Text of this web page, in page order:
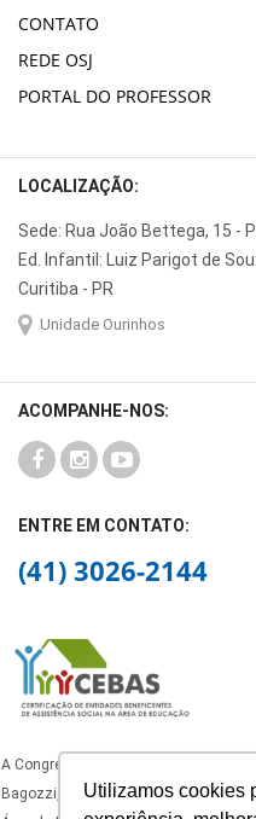
Utilizamos cookies
CONTATO
REDE OSJ
PORTAL DO PROFESSOR
LOCALIZAÇÃO:
Sede: Rua João Bettega, 15 -
Ed. Infantil: Luiz Parigot de
Curitiba - PR
Unidade Ourinhos
ACOMPANHE-NOS:
ENTRE EM CONTATO:
(41) 3026-2144
A Congregação dos Oblatos de São
Bagozzi, está certificado como